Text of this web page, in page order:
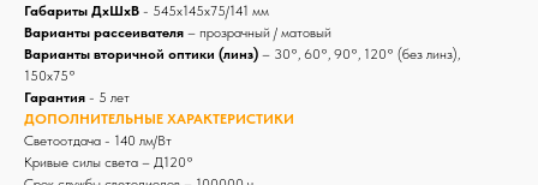
Габариты ДхШхВ - 545х145х75/141 мм
Варианты рассеивателя – прозрачный / матовый
Варианты вторичной оптики (линз) – 30°, 60°, 90°, 120° (без линз),
150х75°
Гарантия - 5 лет
ДОПОЛНИТЕЛЬНЫЕ ХАРАКТЕРИСТИКИ
Светоотдача - 140 лм/Вт
Кривые силы света – Д120°